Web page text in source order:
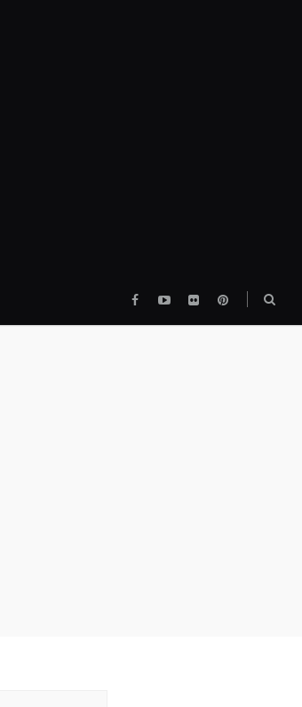
FacebookYouTube
flickr pinterest
ボ